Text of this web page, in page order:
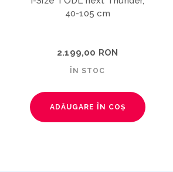
40-105 cm
2.199,00 RON
ÎN STOC
ADĂUGARE ÎN COȘ